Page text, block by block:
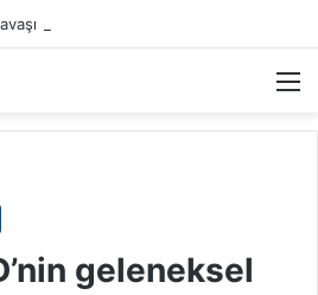
Hakkında
geleneksel